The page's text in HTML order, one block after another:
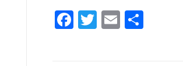
Facebook
Twitter
Email